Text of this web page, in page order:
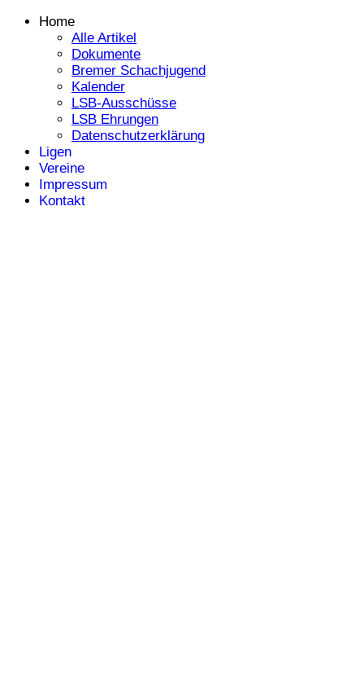
Home
Alle Artikel
Dokumente
Bremer Schachjugend
Kalender
LSB-Ausschüsse
LSB Ehrungen
Datenschutzerklärung
Ligen
Vereine
Impressum
Kontakt